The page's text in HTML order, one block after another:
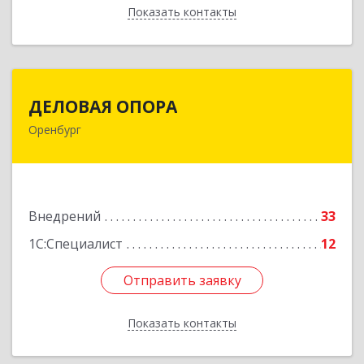
Показать контакты
Назад
ДЕЛОВАЯ ОПОРА
Оренбург
Внедрений
33
1С:Специалист
12
Отправить заявку
Показать контакты
Отправить заявку
Назад